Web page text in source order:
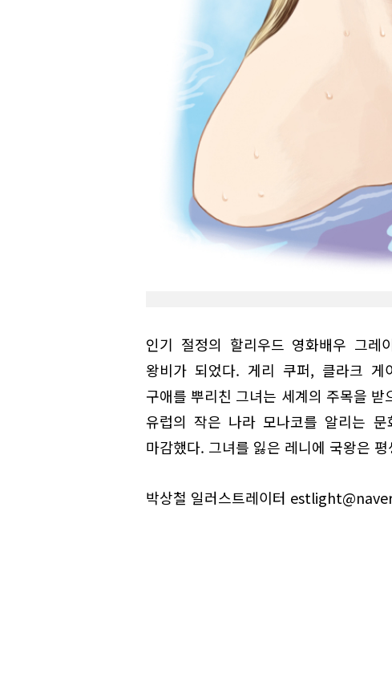
인기 절정의 할리우드 영화배우 그
왕비가 되었다. 게리 쿠퍼, 클라크
구애를 뿌리친 그녀는 세계의 주목을
유럽의 작은 나라 모나코를 알리는
마감했다. 그녀를 잃은 레니에 국왕은
박상철 일러스트레이터